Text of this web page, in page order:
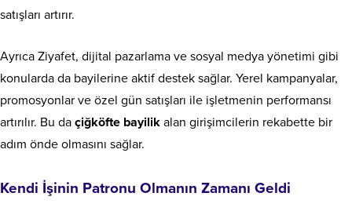
satışları artırır.
Ayrıca Ziyafet, dijital pazarlama ve sosyal medya yönetimi gibi
konularda da bayilerine aktif destek sağlar. Yerel kampanyalar,
promosyonlar ve özel gün satışları ile işletmenin performansı
artırılır. Bu da çiğköfte bayilik alan girişimcilerin rekabette bir
adım önde olmasını sağlar.
Kendi İşinin Patronu Olmanın Zamanı Geldi